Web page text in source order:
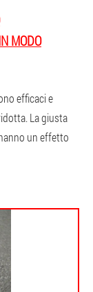
MODO
efficaci e
La giusta
un effetto